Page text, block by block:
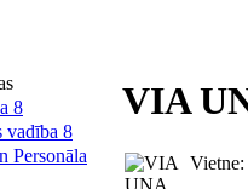
8
vadība 8
Personāla
VIA
Vietne: